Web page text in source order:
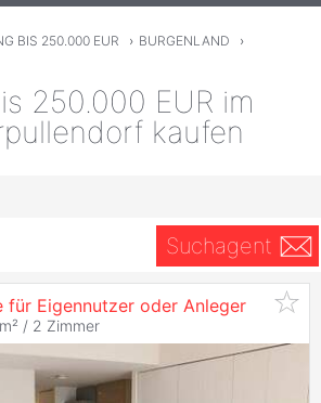
BIS 250.000 EUR › BURGENLAND
›
250.000 EUR im
kaufen
Suchagent
für Eigennutzer oder Anleger
/ 2 Zimmer